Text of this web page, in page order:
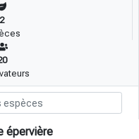
2
épervière